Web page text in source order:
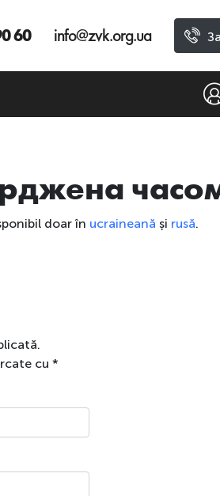
60 info@zvk.org.ua
doar în ucraineană și rusă.
cu*